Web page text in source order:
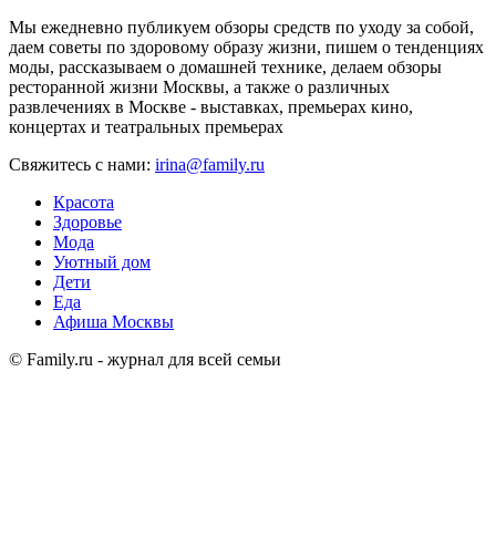
Мы ежедневно публикуем обзоры средств по уходу за собой,
даем советы по здоровому образу жизни, пишем о тенденциях
моды, рассказываем о домашней технике, делаем обзоры
ресторанной жизни Москвы, а также о различных
развлечениях в Москве - выставках, премьерах кино,
концертах и театральных премьерах
Свяжитесь с нами: irina@family.ru
Красота
Здоровье
Мода
Уютный дом
Дети
Еда
Афиша Москвы
© Family.ru - журнал для всей семьи